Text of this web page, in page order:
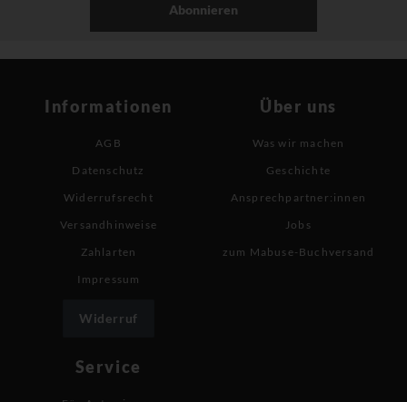
Abonnieren
Informationen
AGB
Datenschutz
Widerrufsrecht
Versandhinweise
Zahlarten
Impressum
Widerruf
Über uns
Was wir machen
Geschichte
Ansprechpartner:innen
Jobs
zum Mabuse-Buchversand
Service